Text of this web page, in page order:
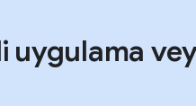
uygulama